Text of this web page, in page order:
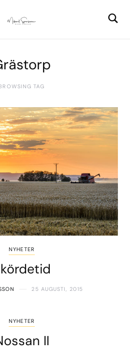
TAG
NYHETER
25 AUGUSTI, 2015
NYHETER
II